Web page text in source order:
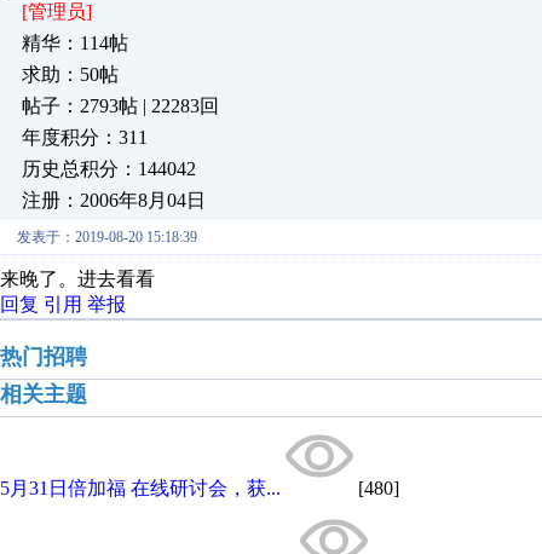
[管理员]
精华：114帖
求助：50帖
帖子：2793帖 | 22283回
年度积分：311
历史总积分：144042
注册：2006年8月04日
发表于：2019-08-20 15:18:39
来晚了。进去看看
回复 引用 举报
热门招聘
相关主题
5月31日倍加福 在线研讨会，获... [480]